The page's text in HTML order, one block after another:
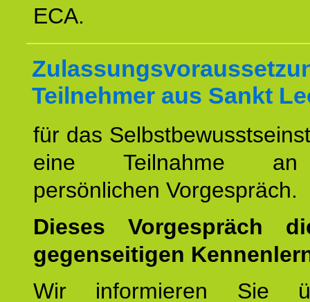
ECA.
Teilnehmer aus Sankt
für das
eine Teilnahme
persönlichen Vorgespräch.
Dieses Vorgespräch
gegenseitigen
Wir informieren Sie